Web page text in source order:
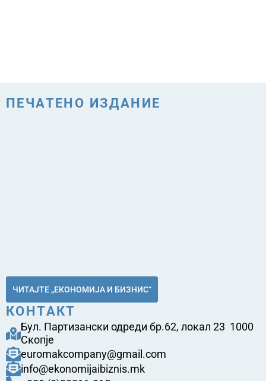
ПЕЧАТЕНО ИЗДАНИЕ
ЧИТАЈТЕ „ЕКОНОМИЈА И БИЗНИС“
КОНТАКТ
Бул. Партизански одреди бр.62, локал 23 1000
Скопје
euromakcompany@gmail.com
info@ekonomijaibiznis.mk